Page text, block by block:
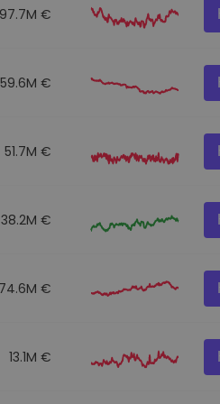
97.7M €
59.6M €
51.7M €
38.2M €
€
13.1M €